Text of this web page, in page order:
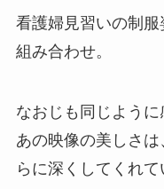
看護婦見習いの制
組み合わせ。
なおじも同じように
あの映像の美しさ
らに深くしてくれて